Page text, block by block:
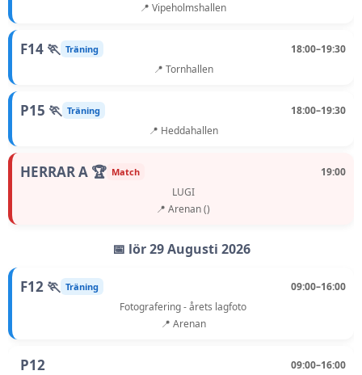
📍 Vipeholmshallen
F14 🏃 Träning
18:00–19:30
📍 Tornhallen
P15 🏃 Träning
18:00–19:30
📍 Heddahallen
HERRAR A 🏆 Match
19:00
LUGI
📍 Arenan ()
📅 lör 29 Augusti 2026
F12 🏃 Träning
09:00–16:00
Fotografering - årets lagfoto
📍 Arenan
P12
09:00–16:00